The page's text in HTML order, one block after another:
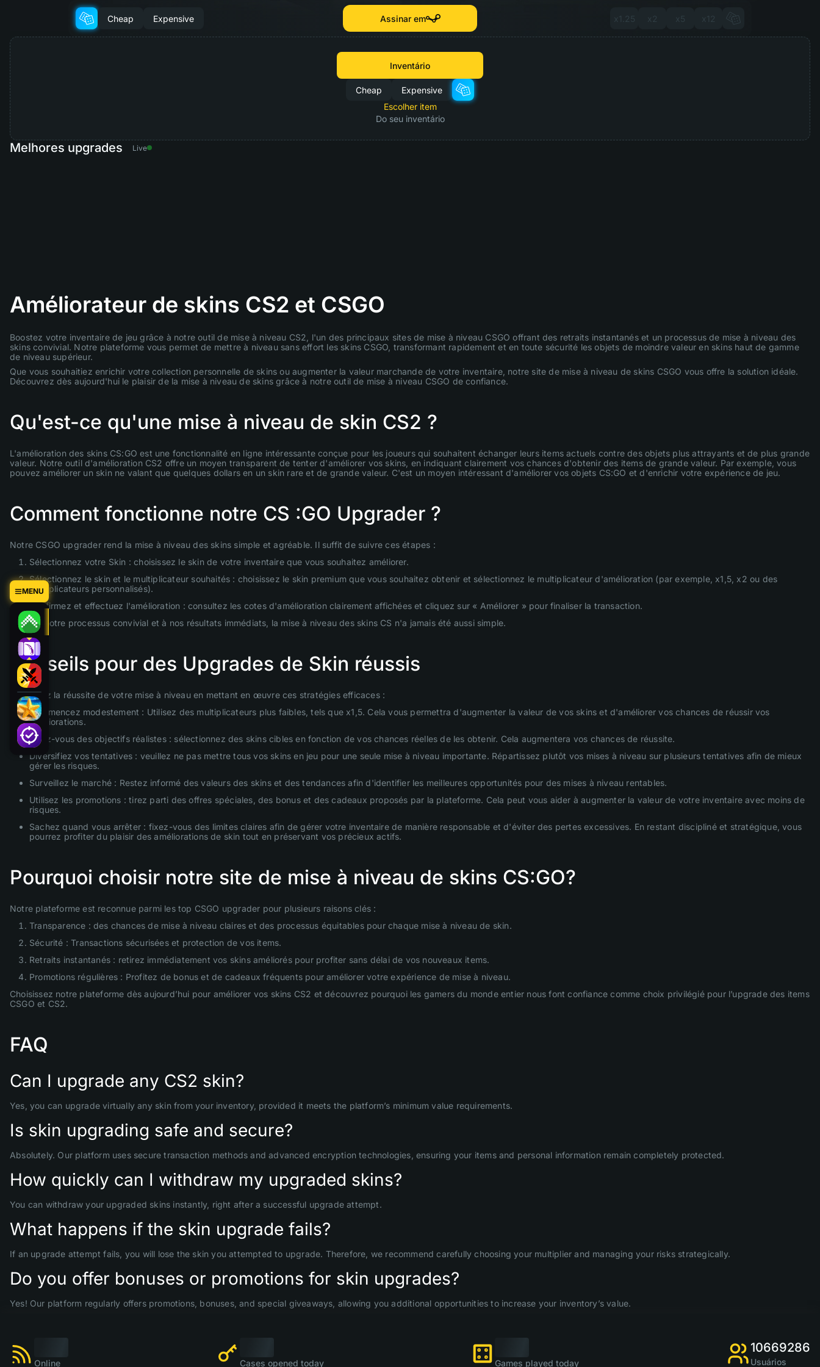
MENU
Cheap Expensive Assinar em x1.25 x2 x5 x12
Inventário
Cheap
Expensive
Escolher item
Do seu inventário
Melhores upgrades Live
Améliorateur de skins CS2 et CSGO
Boostez votre inventaire de jeu grâce à notre outil de mise à niveau CS2, l'un des principaux sites de mise à niveau CSGO offrant des retraits instantanés et un processus de mise à niveau des
skins convivial. Notre plateforme vous permet de mettre à niveau sans effort les skins CSGO, transformant rapidement et en toute sécurité les objets de moindre valeur en skins haut de gamme
de niveau supérieur.
Que vous souhaitiez enrichir votre collection personnelle de skins ou augmenter la valeur marchande de votre inventaire, notre site de mise à niveau de skins CSGO vous offre la solution idéale.
Découvrez dès aujourd'hui le plaisir de la mise à niveau de skins grâce à notre outil de mise à niveau CSGO de confiance.
Qu'est-ce qu'une mise à niveau de skin CS2 ?
L'amélioration des skins CS:GO est une fonctionnalité en ligne intéressante conçue pour les joueurs qui souhaitent échanger leurs items actuels contre des objets plus attrayants et de plus grande
valeur. Notre outil d'amélioration CS2 offre un moyen transparent de tenter d'améliorer vos skins, en indiquant clairement vos chances d'obtenir des items de grande valeur. Par exemple, vous
pouvez améliorer un skin ne valant que quelques dollars en un skin rare et de grande valeur. C'est un moyen intéressant d'améliorer vos objets CS:GO et d'enrichir votre expérience de jeu.
Comment fonctionne notre CS :GO Upgrader ?
Notre CSGO upgrader rend la mise à niveau des skins simple et agréable. Il suffit de suivre ces étapes :
Sélectionnez votre Skin : choisissez le skin de votre inventaire que vous souhaitez améliorer.
Sélectionnez le skin et le multiplicateur souhaités : choisissez le skin premium que vous souhaitez obtenir et sélectionnez le multiplicateur d'amélioration (par exemple, x1,5, x2 ou des
multiplicateurs personnalisés).
Confirmez et effectuez l'amélioration : consultez les cotes d'amélioration clairement affichées et cliquez sur « Améliorer » pour finaliser la transaction.
Grâce à notre processus convivial et à nos résultats immédiats, la mise à niveau des skins CS n'a jamais été aussi simple.
Conseils pour des Upgrades de Skin réussis
Optimisez la réussite de votre mise à niveau en mettant en œuvre ces stratégies efficaces :
Commencez modestement : Utilisez des multiplicateurs plus faibles, tels que x1,5. Cela vous permettra d'augmenter la valeur de vos skins et d'améliorer vos chances de réussir vos
améliorations.
Fixez-vous des objectifs réalistes : sélectionnez des skins cibles en fonction de vos chances réelles de les obtenir. Cela augmentera vos chances de réussite.
Diversifiez vos tentatives : veuillez ne pas mettre tous vos skins en jeu pour une seule mise à niveau importante. Répartissez plutôt vos mises à niveau sur plusieurs tentatives afin de mieux
gérer les risques.
Surveillez le marché : Restez informé des valeurs des skins et des tendances afin d'identifier les meilleures opportunités pour des mises à niveau rentables.
Utilisez les promotions : tirez parti des offres spéciales, des bonus et des cadeaux proposés par la plateforme. Cela peut vous aider à augmenter la valeur de votre inventaire avec moins de
risques.
Sachez quand vous arrêter : fixez-vous des limites claires afin de gérer votre inventaire de manière responsable et d'éviter des pertes excessives. En restant discipliné et stratégique, vous
pourrez profiter du plaisir des améliorations de skin tout en préservant vos précieux actifs.
Pourquoi choisir notre site de mise à niveau de skins CS:GO?
Notre plateforme est reconnue parmi les top CSGO upgrader pour plusieurs raisons clés :
Transparence : des chances de mise à niveau claires et des processus équitables pour chaque mise à niveau de skin.
Sécurité : Transactions sécurisées et protection de vos items.
Retraits instantanés : retirez immédiatement vos skins améliorés pour profiter sans délai de vos nouveaux items.
Promotions régulières : Profitez de bonus et de cadeaux fréquents pour améliorer votre expérience de mise à niveau.
Choisissez notre plateforme dès aujourd’hui pour améliorer vos skins CS2 et découvrez pourquoi les gamers du monde entier nous font confiance comme choix privilégié pour l’upgrade des items
CSGO et CS2.
FAQ
Can I upgrade any CS2 skin?
Yes, you can upgrade virtually any skin from your inventory, provided it meets the platform’s minimum value requirements.
Is skin upgrading safe and secure?
Absolutely. Our platform uses secure transaction methods and advanced encryption technologies, ensuring your items and personal information remain completely protected.
How quickly can I withdraw my upgraded skins?
You can withdraw your upgraded skins instantly, right after a successful upgrade attempt.
What happens if the skin upgrade fails?
If an upgrade attempt fails, you will lose the skin you attempted to upgrade. Therefore, we recommend carefully choosing your multiplier and managing your risks strategically.
Do you offer bonuses or promotions for skin upgrades?
Yes! Our platform regularly offers promotions, bonuses, and special giveaways, allowing you additional opportunities to increase your inventory’s value.
Online Cases opened today Games played today
10669286
Usuários